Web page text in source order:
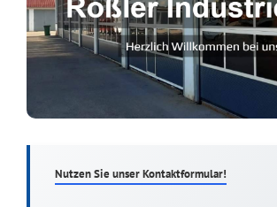
Nutzen Sie unser Kontaktformular!